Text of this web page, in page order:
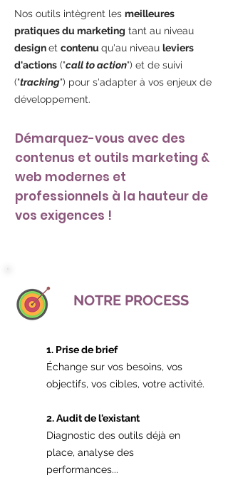
Nos outils intègrent les meilleures
pratiques du marketing tant au niveau
designet contenu qu'au niveau leviers
d'actions ("call to action") et de suivi
("tracking") pour s'adapter à vos enjeux de
développement.
Démarquez-vous avec des
contenus et outils marketing &
web modernes et
professionnels à la hauteur de
vos exigences !
NOTRE PROCESS
1. Prise de brief
Échange sur vos besoins, vos
objectifs, vos cibles, votre activité.
2. Audit de l'existant
Diagnostic des outils déjà en
place, analyse des
performances...